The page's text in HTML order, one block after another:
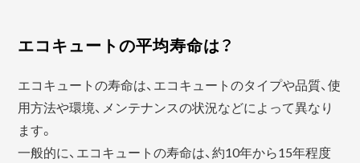
エコキュートの平均寿命は？
エコキュートの寿命は、エコキュートのタイプや品質、使
用方法や環境、メンテナンスの状況などによって異なり
ます。
一般的に、エコキュートの寿命は、約10年から15年程度